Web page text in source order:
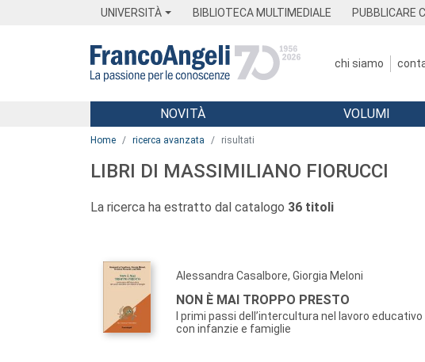
UNIVERSITÀ BIBLIOTECA MULTIMEDIALE PUBBLICARE
chi siamo
Menu
NOVITÀ VOLUMI
Home ricerca avanzata risultati
LIBRI DI MASSIMILIANO FIORUCCI
La ricerca ha estratto dal catalogo 36 titoli
Alessandra Casalbore, Giorgia Meloni
NON È MAI TROPPO PRESTO
I primi passi dell’intercultura nel lavoro educativo
con infanzie e famiglie